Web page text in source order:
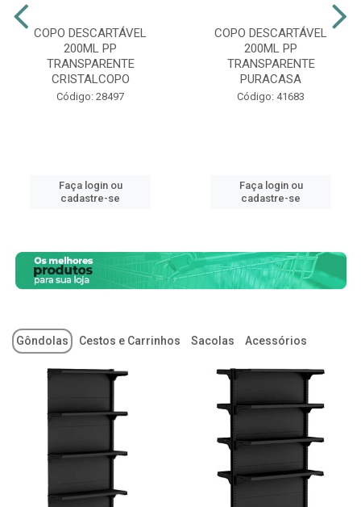
COPO DESCARTÁVEL
200ML PP
TRANSPARENTE
CRISTALCOPO
Código: 28497
Faça login ou
cadastre-se
COPO DESCARTÁVEL
200ML PP
TRANSPARENTE
PURACASA
Código: 41683
Faça login ou
cadastre-se
Gôndolas Cestos e Carrinhos Sacolas Acessórios